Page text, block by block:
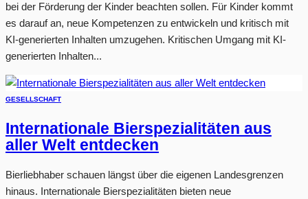
bei der Förderung der Kinder beachten sollen. Für Kinder kommt
es darauf an, neue Kompetenzen zu entwickeln und kritisch mit
KI-generierten Inhalten umzugehen. Kritischen Umgang mit KI-
generierten Inhalten...
GESELLSCHAFT
Internationale Bierspezialitäten aus
aller Welt entdecken
Bierliebhaber schauen längst über die eigenen Landesgrenzen
hinaus. Internationale Bierspezialitäten bieten neue